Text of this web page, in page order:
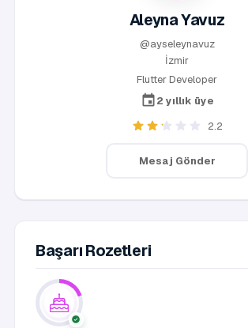
Aleyna Yavuz
@ayseleynavuz
İzmir
Flutter Developer
2 yıllık üye
2.2
Mesaj Gönder
Başarı Rozetleri